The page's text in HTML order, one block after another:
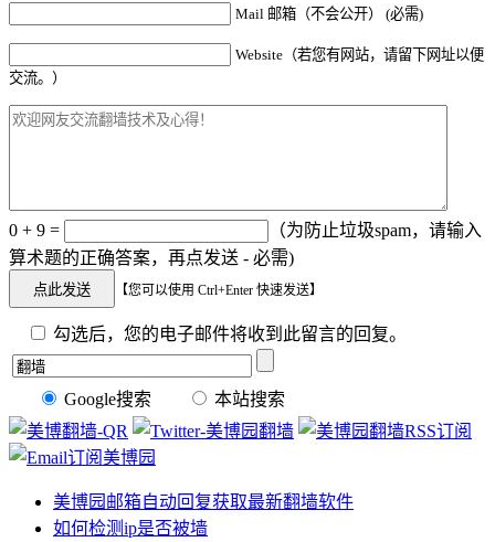
Mail 邮箱（不会公开） (必需)
Website（若您有网站，请留下网址以便
交流。）
0 + 9 =
（为防止垃圾spam，请输入
算术题的正确答案，再点发送 - 必需)
【您可以使用 Ctrl+Enter 快速发送】
勾选后，您的电子邮件将收到此留言的回复。
Google搜索 本站搜索
美博园邮箱自动回复获取最新翻墙软件
如何检测ip是否被墙